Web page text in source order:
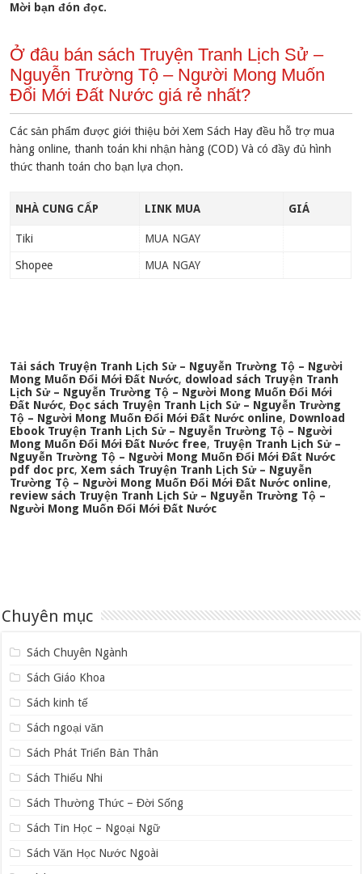
Mời bạn đón đọc.
Ở đâu bán sách Truyện Tranh Lịch Sử –
Nguyễn Trường Tộ – Người Mong Muốn
Đổi Mới Đất Nước giá rẻ nhất?
Các sản phẩm được giới thiệu bởi Xem Sách Hay đều hỗ trợ mua
hàng online, thanh toán khi nhận hàng (COD) Và có đầy đủ hình
thức thanh toán cho bạn lựa chọn.
NHÀ CUNG CẤP LINK MUA GIÁ
Tiki MUA NGAY
Shopee MUA NGAY
Tải sách Truyện Tranh Lịch Sử – Nguyễn Trường Tộ – Người
Mong Muốn Đổi Mới Đất Nước, dowload sách Truyện Tranh
Lịch Sử – Nguyễn Trường Tộ – Người Mong Muốn Đổi Mới
Đất Nước,Đọc sách Truyện Tranh Lịch Sử – Nguyễn Trường
Tộ – Người Mong Muốn Đổi Mới Đất Nước online, Download
Ebook Truyện Tranh Lịch Sử – Nguyễn Trường Tộ – Người
Mong Muốn Đổi Mới Đất Nước free, Truyện Tranh Lịch Sử –
Nguyễn Trường Tộ – Người Mong Muốn Đổi Mới Đất Nước
pdf doc prc,Xem sách Truyện Tranh Lịch Sử – Nguyễn
Trường Tộ – Người Mong Muốn Đổi Mới Đất Nước online,
review sách Truyện Tranh Lịch Sử – Nguyễn Trường Tộ –
Người Mong Muốn Đổi Mới Đất Nước
Chuyên mục
Sách Chuyên Ngành
Sách Giáo Khoa
Sách kinh tế
Sách ngoại văn
Sách Phát Triển Bản Thân
Sách Thiếu Nhi
Sách Thường Thức – Đời Sống
Sách Tin Học – Ngoại Ngữ
Sách Văn Học Nước Ngoài